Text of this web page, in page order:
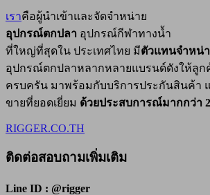
เราคือผู้นำเข้าและจัดจำหน่าย
อุปกรณ์ตกปลา อุปกรณ์กีฬาทางน้ำ
ที่ใหญ่ที่สุดใน ประเทศไทย มีตัวแทนจำหน่
อุปกรณ์ตกปลาหลากหลายแบรนด์ดังให้ลูก
ครบครัน มาพร้อมกับบริการประกันสินค้า
ขายที่ยอดเยี่ยม ด้วยประสบการณ์มากกว่า
RIGGER.CO.TH
ติดต่อสอบถามเพิ่มเติม
Line ID : @rigger